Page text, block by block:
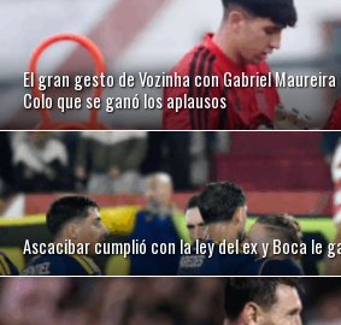
El gran gesto de Vozinha con Gabriel
Colo que se ganó los aplausos
Ascacibar cumplió con la ley del ex y Boca le